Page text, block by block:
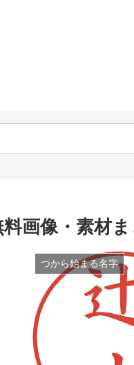
画像・素材
つから始まる名字